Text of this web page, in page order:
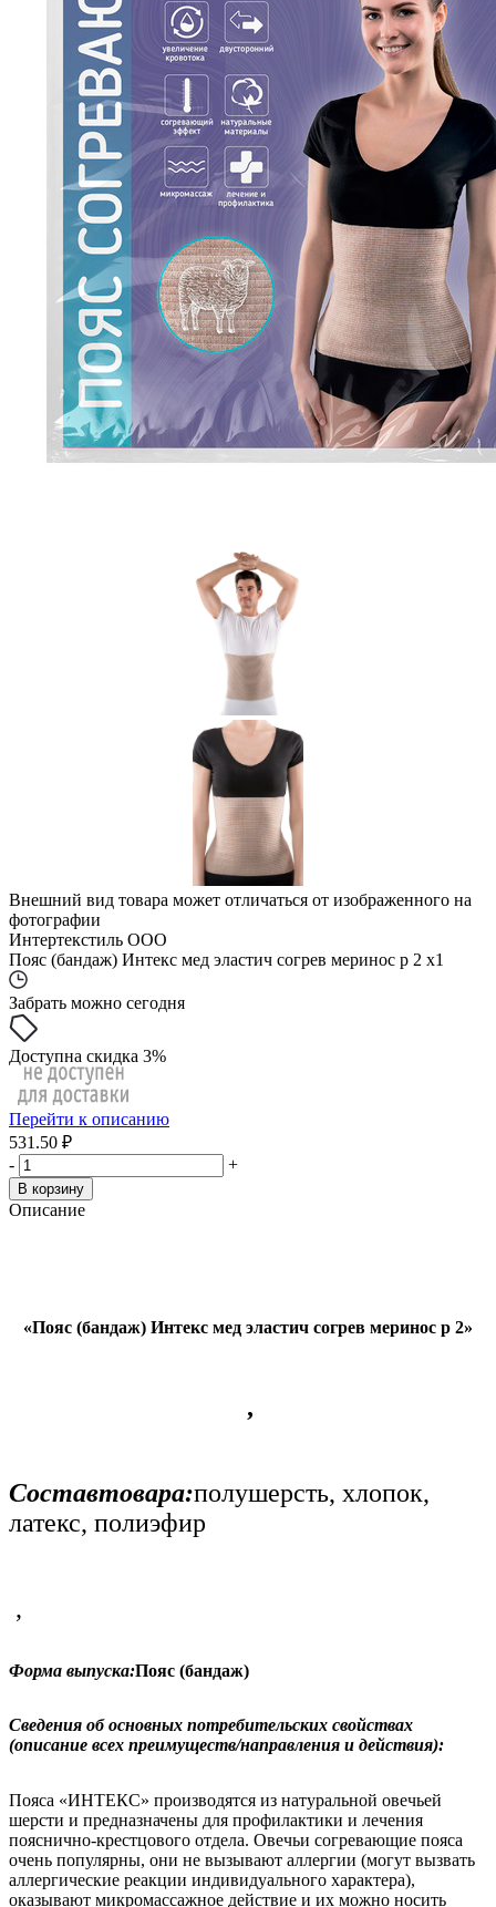
Внешний вид товара может отличаться от изображенного на
фотографии
Интертекстиль ООО
Пояс (бандаж) Интекс мед эластич согрев меринос р 2 x1
Забрать можно сегодня
Доступна скидка 3%
Перейти к описанию
531.50 ₽
-
+
В корзину
Описание
«Пояс (бандаж) Интекс мед эластич согрев меринос р 2»
,
Составтовара:полушерсть, хлопок,
латекс, полиэфир
,
Форма выпуска:Пояс (бандаж)
Сведения об основных потребительских свойствах
(описание всех преимуществ/направления и действия):
Пояса «ИНТЕКС» производятся из натуральной овечьей
шерсти и предназначены для профилактики и лечения
пояснично-крестцового отдела. Овечьи согревающие пояса
очень популярны, они не вызывают аллергии (могут вызвать
аллергические реакции индивидуального характера),
оказывают микромассажное действие и их можно носить